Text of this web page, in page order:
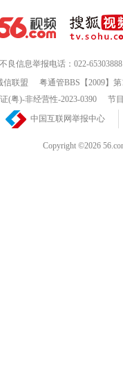
不良信息举报电话：022-65303888
信联盟
粤通管BBS【2009】
(粤)-非经营性-2023-0390
节
中国互联网举报中心
Copyright ©2026